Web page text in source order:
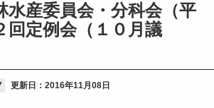
産委員会・分科会（平
回定例会（１０月議
更新日： 2016年11月08日